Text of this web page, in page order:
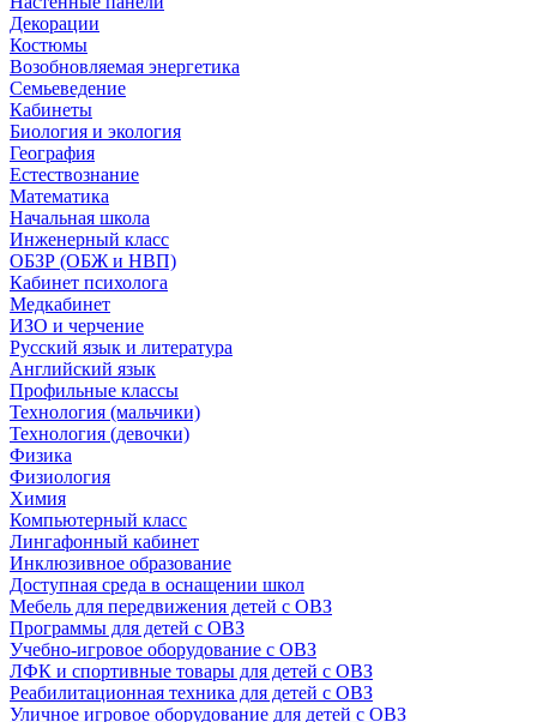
Декорации
Костюмы
Возобновляемая энергетика
Семьеведение
Кабинеты
Биология и экология
География
Естествознание
Математика
Начальная школа
Инженерный класс
ОБЗР (ОБЖ и НВП)
Кабинет психолога
Медкабинет
ИЗО и черчение
Русский язык и литература
Английский язык
Профильные классы
Технология (мальчики)
Технология (девочки)
Физика
Физиология
Химия
Компьютерный класс
Лингафонный кабинет
Инклюзивное образование
Доступная среда в оснащении школ
Мебель для передвижения детей с ОВЗ
Программы для детей с ОВЗ
Учебно-игровое оборудование с ОВЗ
ЛФК и спортивные товары для детей с ОВЗ
Реабилитационная техника для детей с ОВЗ
Уличное игровое оборудование для детей с ОВЗ